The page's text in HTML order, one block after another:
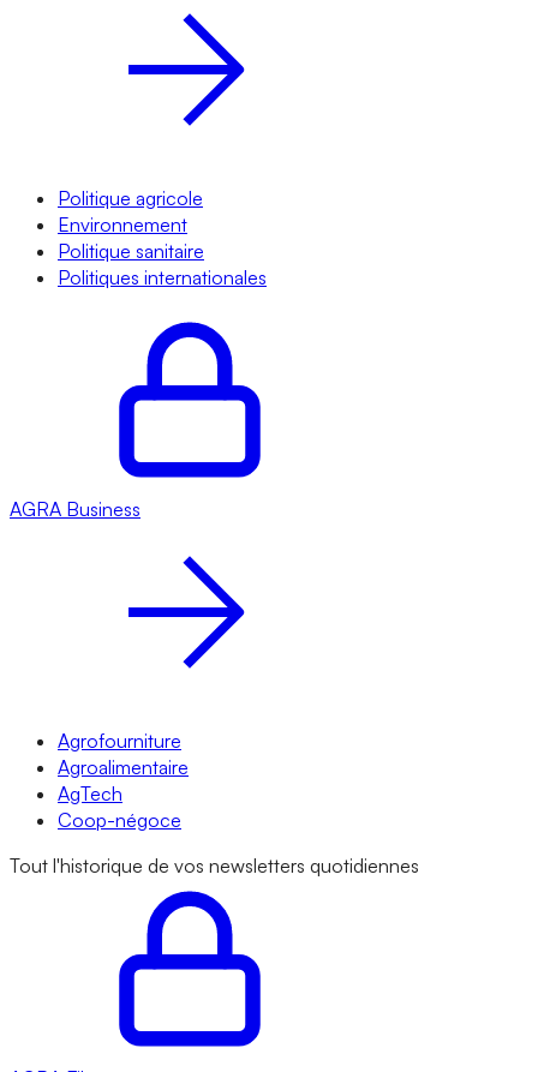
Politique agricole
Environnement
Politique sanitaire
Politiques internationales
AGRA Business
Agrofourniture
Agroalimentaire
AgTech
Coop-négoce
Tout l'historique de vos newsletters quotidiennes